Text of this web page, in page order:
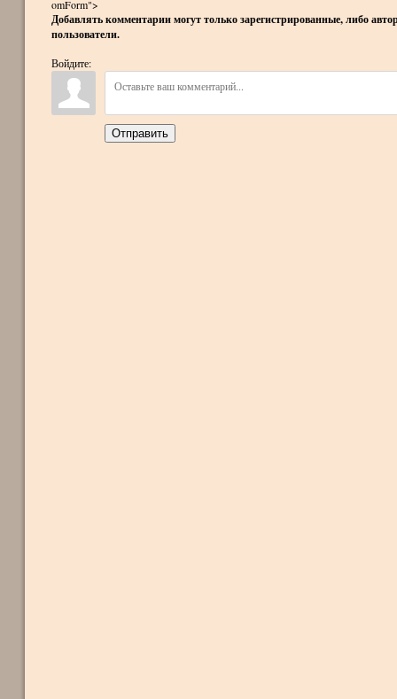
omForm">
Добавлять комментарии могут только зарегистрированные, либо
пользователи.
Войдите:
Отправить